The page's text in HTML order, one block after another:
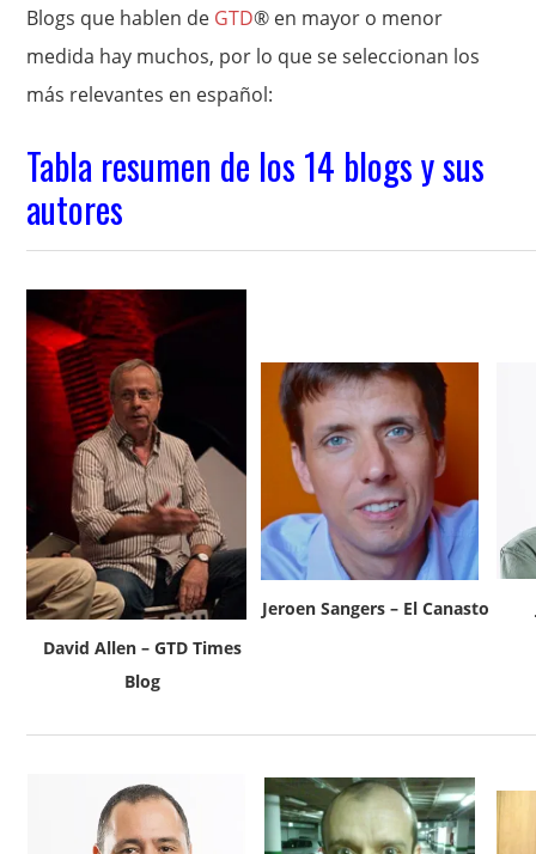
Blogs que hablen de GTD® en mayor o menor
medida hay muchos, por lo que se seleccionan los
más relevantes en español:
Tabla resumen de los 14 blogs y sus
autores
David Allen – GTD Times
Blog
Jeroen Sangers – El Canasto